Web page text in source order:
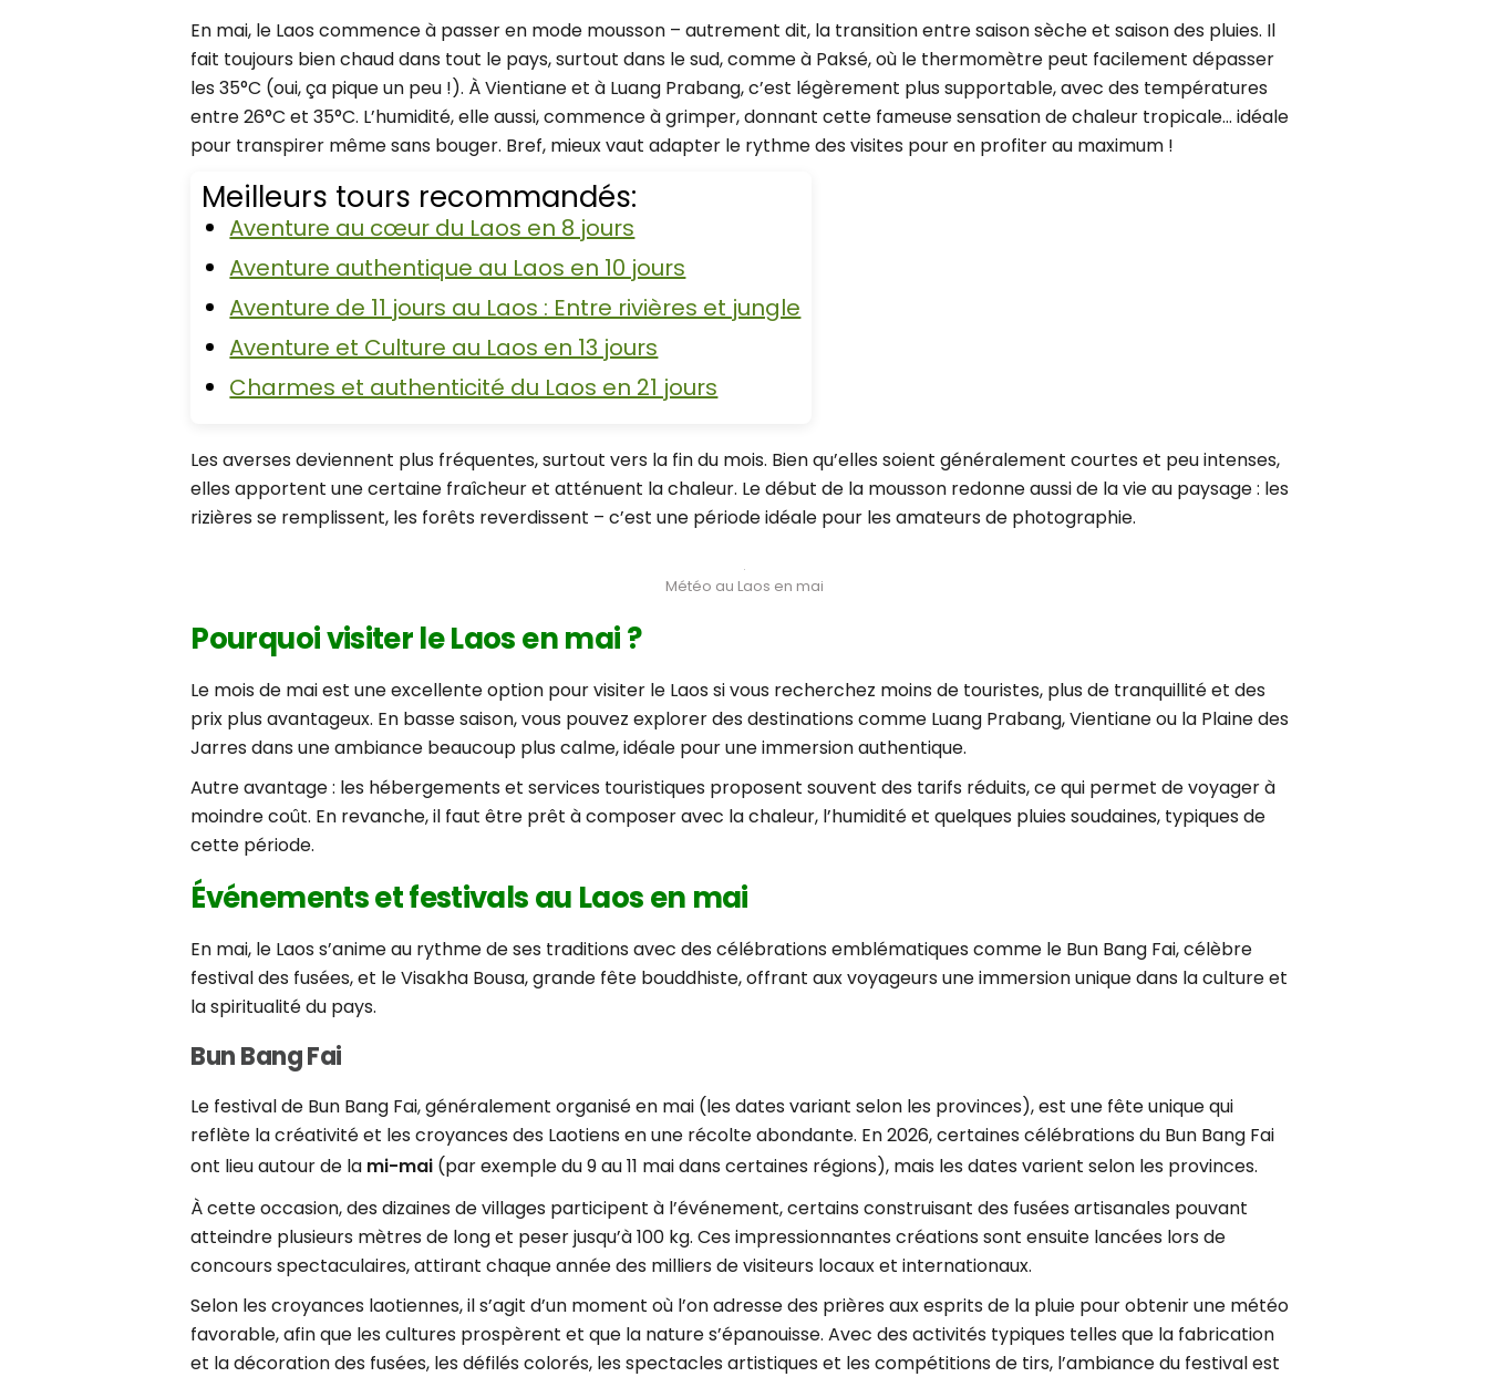
En mai, le Laos commence à passer en mode mousson – autrement dit, la transition entre saison sèche et saison des pluies. Il
fait toujours bien chaud dans tout le pays, surtout dans le sud, comme à Paksé, où le thermomètre peut facilement dépasser
les 35°C (oui, ça pique un peu !). À Vientiane et à Luang Prabang, c’est légèrement plus supportable, avec des températures
entre 26°C et 35°C. L’humidité, elle aussi, commence à grimper, donnant cette fameuse sensation de chaleur tropicale… idéale
pour transpirer même sans bouger. Bref, mieux vaut adapter le rythme des visites pour en profiter au maximum !
Meilleurs tours recommandés:
Aventure au cœur du Laos en 8 jours
Aventure authentique au Laos en 10 jours
Aventure de 11 jours au Laos : Entre rivières et jungle
Aventure et Culture au Laos en 13 jours
Charmes et authenticité du Laos en 21 jours
Les averses deviennent plus fréquentes, surtout vers la fin du mois. Bien qu’elles soient généralement courtes et peu intenses,
elles apportent une certaine fraîcheur et atténuent la chaleur. Le début de la mousson redonne aussi de la vie au paysage : les
rizières se remplissent, les forêts reverdissent – c’est une période idéale pour les amateurs de photographie.
Météo au Laos en mai
Pourquoi visiter le Laos en mai ?
Le mois de mai est une excellente option pour visiter le Laos si vous recherchez moins de touristes, plus de tranquillité et des
prix plus avantageux. En basse saison, vous pouvez explorer des destinations comme Luang Prabang, Vientiane ou la Plaine des
Jarres dans une ambiance beaucoup plus calme, idéale pour une immersion authentique.
Autre avantage : les hébergements et services touristiques proposent souvent des tarifs réduits, ce qui permet de voyager à
moindre coût. En revanche, il faut être prêt à composer avec la chaleur, l’humidité et quelques pluies soudaines, typiques de
cette période.
Événements et festivals au Laos en mai
En mai, le Laos s’anime au rythme de ses traditions avec des célébrations emblématiques comme le Bun Bang Fai, célèbre
festival des fusées, et le Visakha Bousa, grande fête bouddhiste, offrant aux voyageurs une immersion unique dans la culture et
la spiritualité du pays.
Bun Bang Fai
Le festival de Bun Bang Fai, généralement organisé en mai (les dates variant selon les provinces), est une fête unique qui
reflète la créativité et les croyances des Laotiens en une récolte abondante. En 2026, certaines célébrations du Bun Bang Fai
ont lieu autour de la mi-mai (par exemple du 9 au 11 mai dans certaines régions), mais les dates varient selon les provinces.
À cette occasion, des dizaines de villages participent à l’événement, certains construisant des fusées artisanales pouvant
atteindre plusieurs mètres de long et peser jusqu’à 100 kg. Ces impressionnantes créations sont ensuite lancées lors de
concours spectaculaires, attirant chaque année des milliers de visiteurs locaux et internationaux.
Selon les croyances laotiennes, il s’agit d’un moment où l’on adresse des prières aux esprits de la pluie pour obtenir une météo
favorable, afin que les cultures prospèrent et que la nature s’épanouisse. Avec des activités typiques telles que la fabrication
et la décoration des fusées, les défilés colorés, les spectacles artistiques et les compétitions de tirs, l’ambiance du festival est